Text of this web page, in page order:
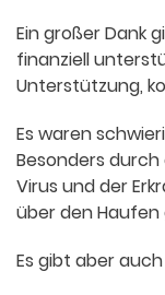
Ein großer Dank
finanziell
Unterstützung,
Es waren
Besonders
Virus und der
über den
Es gibt aber